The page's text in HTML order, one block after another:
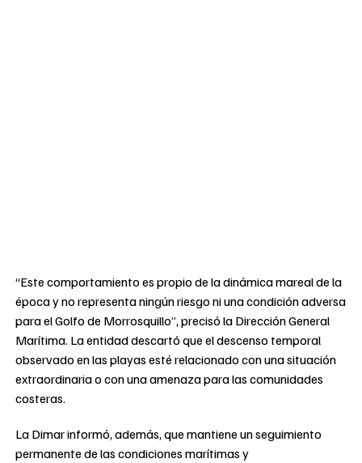
“Este comportamiento es propio de la dinámica mareal de la
época y no representa ningún riesgo ni una condición adversa
para el Golfo de Morrosquillo”, precisó la Dirección General
Marítima. La entidad descartó que el descenso temporal
observado en las playas esté relacionado con una situación
extraordinaria o con una amenaza para las comunidades
costeras.
La Dimar informó, además, que mantiene un seguimiento
permanente de las condiciones marítimas y